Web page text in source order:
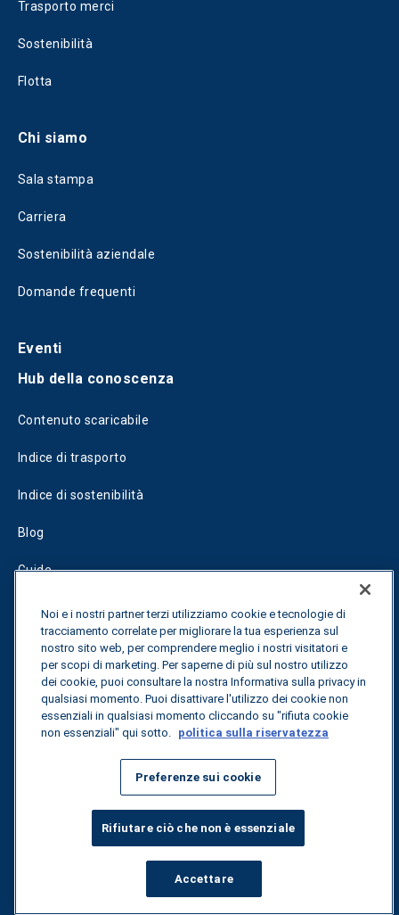
Trasporto merci
Sostenibilità
Flotta
Chi siamo
Sala stampa
Carriera
Sostenibilità aziendale
Domande frequenti
Eventi
Hub della conoscenza
Contenuto scaricabile
Indice di trasporto
Indice di sostenibilità
Blog
Guide
Fuel Savings Calculator
Calcolatore di ottimizzazione dei trasporti
Tracciamento delle tariffe
Contattateci
Tutti i diritti riservati. Informativa sulla privacy
Noi e i nostri partner terzi utilizziamo cookie e tecnologie di
tracciamento correlate per migliorare la tua esperienza sul
nostro sito web, per comprendere meglio i nostri visitatori e
per scopi di marketing. Per saperne di più sul nostro utilizzo
dei cookie, puoi consultare la nostra Informativa sulla privacy in
qualsiasi momento. Puoi disattivare l'utilizzo dei cookie non
essenziali in qualsiasi momento cliccando su "rifiuta cookie
non essenziali" qui sotto. politica sulla riservatezza
Preferenze sui cookie
Rifiutare ciò che non è essenziale
Accettare